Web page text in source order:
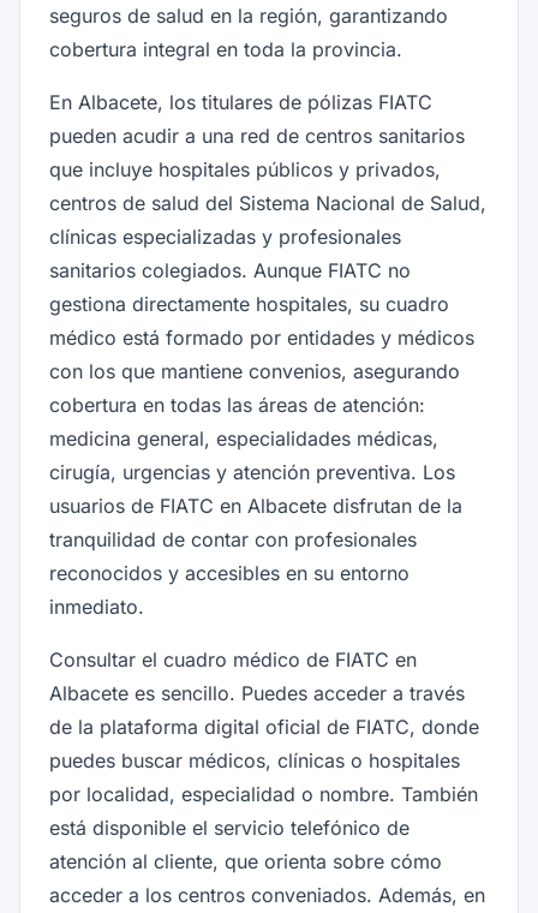
seguros de salud en la región, garantizando
cobertura integral en toda la provincia.
En Albacete, los titulares de pólizas FIATC
pueden acudir a una red de centros sanitarios
que incluye hospitales públicos y privados,
centros de salud del Sistema Nacional de Salud,
clínicas especializadas y profesionales
sanitarios colegiados. Aunque FIATC no
gestiona directamente hospitales, su cuadro
médico está formado por entidades y médicos
con los que mantiene convenios, asegurando
cobertura en todas las áreas de atención:
medicina general, especialidades médicas,
cirugía, urgencias y atención preventiva. Los
usuarios de FIATC en Albacete disfrutan de la
tranquilidad de contar con profesionales
reconocidos y accesibles en su entorno
inmediato.
Consultar el cuadro médico de FIATC en
Albacete es sencillo. Puedes acceder a través
de la plataforma digital oficial de FIATC, donde
puedes buscar médicos, clínicas o hospitales
por localidad, especialidad o nombre. También
está disponible el servicio telefónico de
atención al cliente, que orienta sobre cómo
acceder a los centros conveniados. Además, en